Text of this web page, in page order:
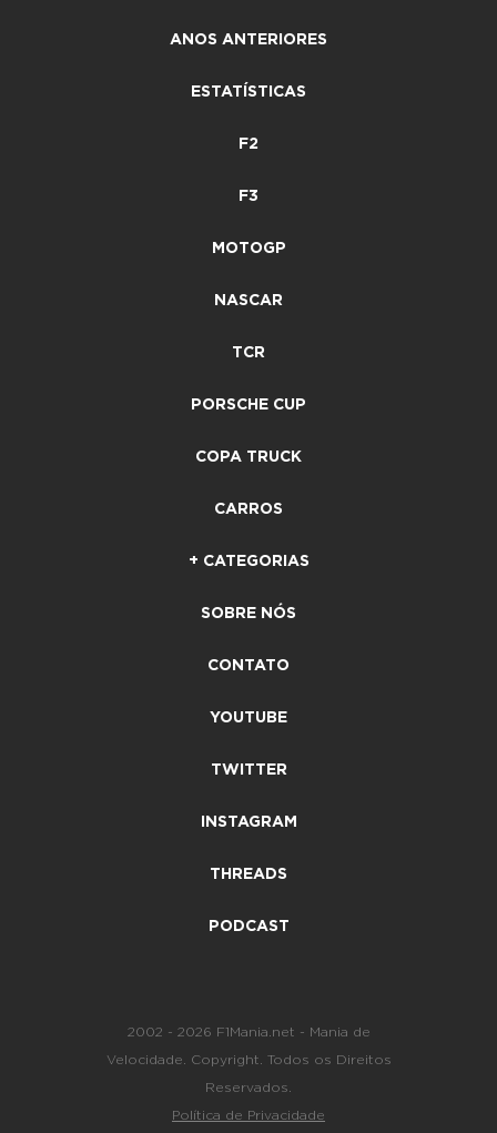
ANOS ANTERIORES
ESTATÍSTICAS
F2
F3
MOTOGP
NASCAR
TCR
PORSCHE CUP
COPA TRUCK
CARROS
+ CATEGORIAS
SOBRE NÓS
CONTATO
YOUTUBE
TWITTER
INSTAGRAM
THREADS
PODCAST
2002 - 2026 F1Mania.net - Mania de
Velocidade. Copyright. Todos os Direitos
Reservados.
Política de Privacidade